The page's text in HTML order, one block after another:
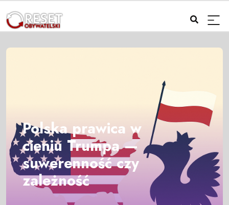
Polska prawica w
cieniu Trumpa —
suwerenność czy
zależność